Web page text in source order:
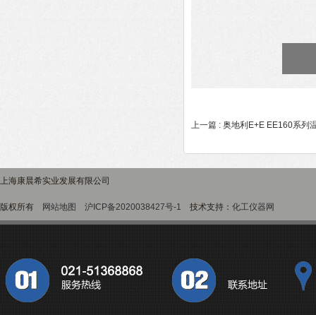
上一篇 : 奥地利E+E EE160系列
上海康晨希实业发展有限公司
版权所有 网站地图 沪ICP备2020038427号-1 技术支持： 化工仪器网